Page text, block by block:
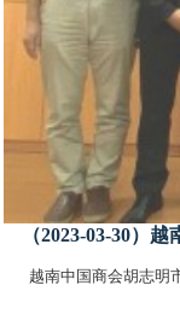
（2023-03-30）
越南中国商会胡志明